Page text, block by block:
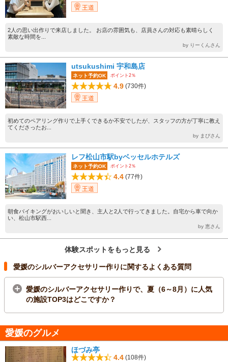
王道
2人の思い出作りで来店しました。 お店の雰囲気も、店員さんの対応も素晴らしく
素敵な時間を...
by りーくんさん
utsukushimi 宇和島店
ネット予約OK ポイント2％
4.9 (730件)
王道
初めてのペアリング作りで上手くできるか不安でしたが、スタッフの方が丁寧に教え
てくださったお...
by まぴさん
レフ松山市駅byベッセルホテルズ
ネット予約OK ポイント2％
4.4 (77件)
王道
朝食バイキングがおいしいと聞き、主人と2人で行ってきました。自宅から車で向か
い、松山市駅西...
by 恵さん
体験スポットをもっと見る
愛媛のシルバーアクセサリー作りに関するよくある質問
愛媛のシルバーアクセサリー作りで、夏（6～8月）に人気
の施設TOP3はどこですか？
愛媛のグルメ
ほづみ亭
4.4 (108件)